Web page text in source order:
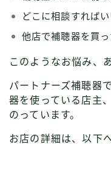
どこに相談すれば
他店で補聴器を買
このようなお悩み、
パートナーズ補聴器
器を使っている店主
のっています。
お店の詳細は、以下